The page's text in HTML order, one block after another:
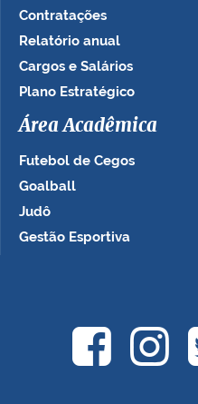
Contratações
Relatório anual
Cargos e Salários
Plano Estratégico
Área Acadêmica
Futebol de Cegos
Goalball
Judô
Gestão Esportiva